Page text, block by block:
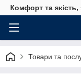
Комфорт та
Товари та